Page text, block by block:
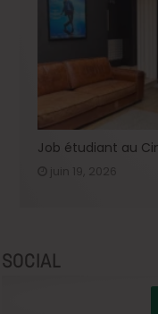
Job étudiant au
SOCIAL